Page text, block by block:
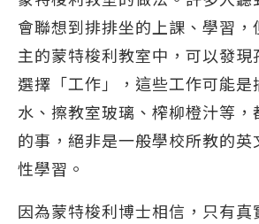
會聯想到排排坐的上課、學習，
主的蒙特梭利教室中，可以發現
選擇「工作」，這些工作可能是
水、擦教室玻璃、榨柳橙汁等，
的事，絕非是一般學校所教的英
性學習。
因為蒙特梭利博士相信，只有真